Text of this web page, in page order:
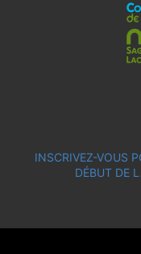
INSCRIVEZ-VOUS
DÉBUT DE